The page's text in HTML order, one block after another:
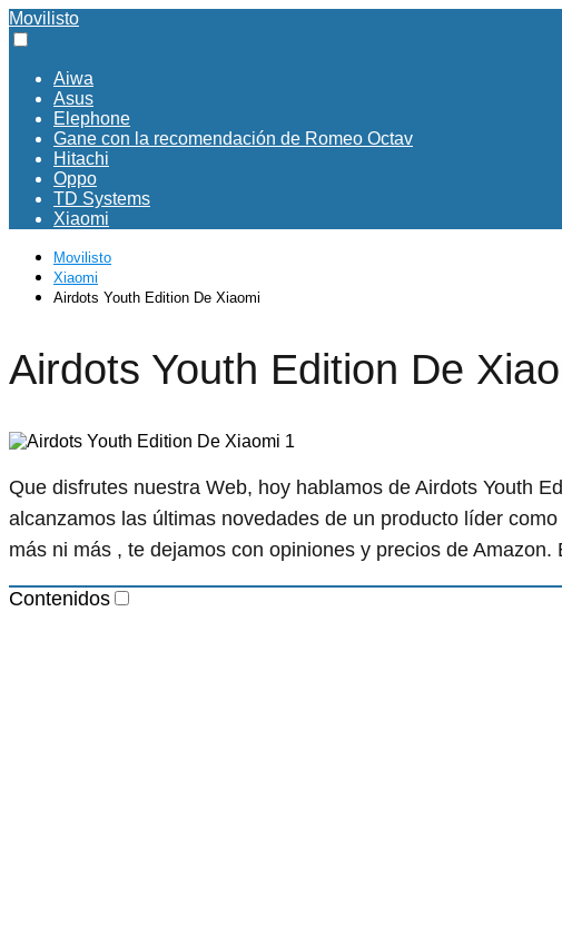
Movilisto
Aiwa
Asus
Elephone
Gane con la recomendación de Romeo Octav
Hitachi
Oppo
TD Systems
Xiaomi
Movilisto
Xiaomi
Airdots Youth Edition De Xiaomi
Airdots Youth Edition De
Que disfrutes nuestra Web, hoy hablamos de Airdots Youth
alcanzamos las últimas novedades de un producto líder
más ni más , te dejamos con opiniones y precios de Amazon.
Contenidos